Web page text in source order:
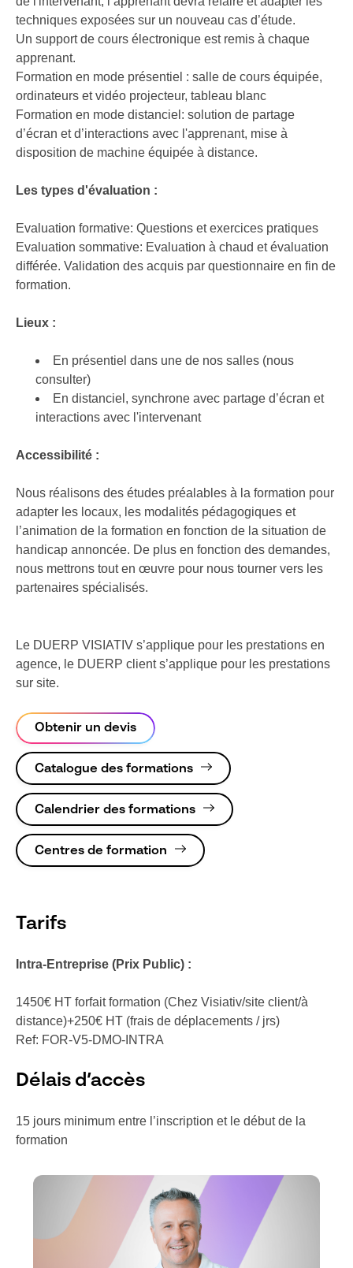
techniques exposées sur un nouveau cas d’étude.
Un support de cours électronique est remis à chaque
apprenant.
Formation en mode présentiel : salle de cours équipée,
ordinateurs et vidéo projecteur, tableau blanc
Formation en mode distanciel: solution de partage
d’écran et d’interactions avec l'apprenant, mise à
disposition de machine équipée à distance.
Les types d'évaluation :
Evaluation formative: Questions et exercices pratiques
Evaluation sommative: Evaluation à chaud et évaluation
différée. Validation des acquis par questionnaire en fin de
formation.
Lieux :
En présentiel dans une de nos salles (nous
consulter)
En distanciel, synchrone avec partage d’écran et
interactions avec l'intervenant
Accessibilité :
Nous réalisons des études préalables à la formation pour
adapter les locaux, les modalités pédagogiques et
l’animation de la formation en fonction de la situation de
handicap annoncée. De plus en fonction des demandes,
nous mettrons tout en œuvre pour nous tourner vers les
partenaires spécialisés.
Le DUERP VISIATIV s’applique pour les prestations en
agence, le DUERP client s’applique pour les prestations
sur site.
Obtenir un devis
Catalogue des formations
Calendrier des formations
Centres de formation
Tarifs
Intra-Entreprise (Prix Public) :
1450€ HT forfait formation (Chez Visiativ/site client/à
distance)+250€ HT (frais de déplacements / jrs)
Ref: FOR-V5-DMO-INTRA
Délais d’accès
15 jours minimum entre l’inscription et le début de la
formation